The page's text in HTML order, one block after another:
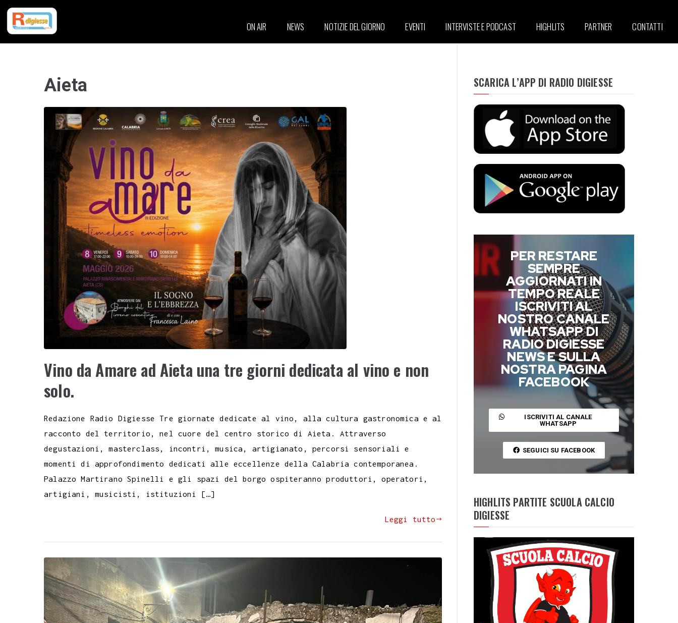
ON AIR NEWS NOTIZIE DEL GIORNO EVENTI INTERVISTE E PODCAST HIGHLITS PARTNER CONTATTI
Aieta
Vino da Amare ad Aieta una tre giorni dedicata al vino e non
solo.
Redazione Radio Digiesse Tre giornate dedicate al vino, alla cultura gastronomica e al
racconto del territorio, nel cuore del centro storico di Aieta. Attraverso
degustazioni, masterclass, incontri, musica, artigianato, percorsi sensoriali e
momenti di approfondimento dedicati alle eccellenze della Calabria contemporanea.
Palazzo Martirano Spinelli e gli spazi del borgo ospiteranno produttori, operatori,
artigiani, musicisti, istituzioni […]
Leggi tutto
SCARICA L’APP DI RADIO DIGIESSE
PER RESTARE
SEMPRE
AGGIORNATI IN
TEMPO REALE
ISCRIVITI AL
NOSTRO CANALE
WHATSAPP DI
RADIO DIGIESSE
NEWS E SULLA
NOSTRA PAGINA
FACEBOOK
ISCRIVITI AL CANALE
WHATSAPP
SEGUICI SU FACEBOOK
HIGHLITS PARTITE SCUOLA CALCIO
DIGIESSE